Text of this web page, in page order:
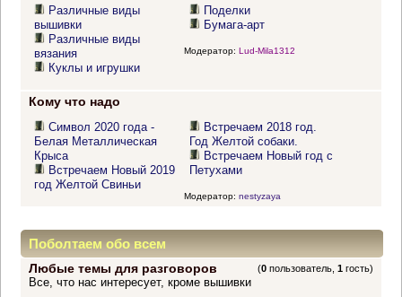
Различные виды
вышивки
Различные виды
вязания
Куклы и игрушки
Поделки
Бумага-арт
Модератор: Lud-Mila1312
Кому что надо
Символ 2020 года -
Белая Металлическая
Крыса
Встречаем Новый 2019
год Желтой Свиньи
Встречаем 2018 год.
Год Желтой собаки.
Встречаем Новый год с
Петухами
Модератор: nestyzaya
Поболтаем обо всем
Любые темы для разговоров (0 пользователь,1 гость)
Все, что нас интересует, кроме вышивки